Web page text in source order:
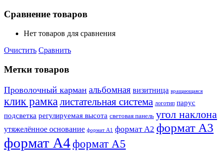
Сравнение товаров
Нет товаров для сравнения
Очистить Сравнить
Метки товаров
Проволочный карман альбомная визитница вращающаяся
клик рамка листательная система логотип парус
подсветка регулируемая высота световая панель угол наклона
утяжелённое основание формат А1 формат А2 формат А3
формат А4 формат А5